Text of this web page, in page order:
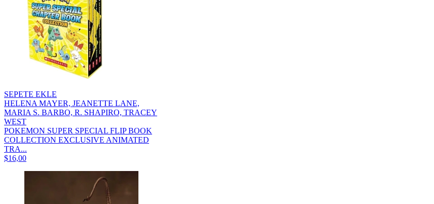
SEPETE EKLE
HELENA MAYER, JEANETTE LANE,
MARIA S. BARBO, R. SHAPIRO, TRACEY
WEST
POKEMON SUPER SPECIAL FLIP BOOK
COLLECTION EXCLUSIVE ANIMATED
TRA...
$16,00